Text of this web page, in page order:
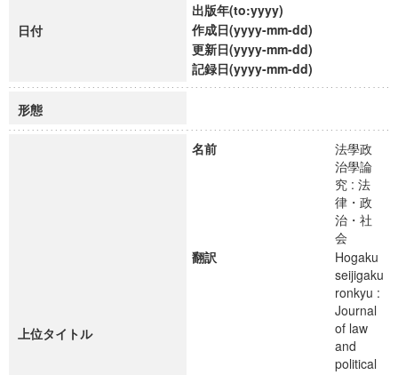
日付
出版年(to:yyyy)
作成日(yyyy-mm-dd)
更新日(yyyy-mm-dd)
記録日(yyyy-mm-dd)
形態
上位タイトル
名前
法學政
治學論
究 : 法
律・政
治・社
会
翻訳
Hogaku
seijigaku
ronkyu :
Journal
of law
and
political